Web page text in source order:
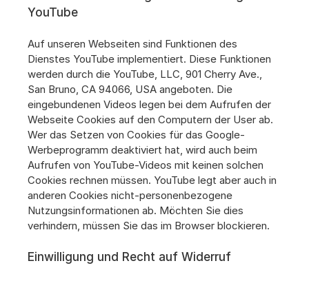
YouTube
Auf unseren Webseiten sind Funktionen des
Dienstes YouTube implementiert. Diese Funktionen
werden durch die YouTube, LLC, 901 Cherry Ave.,
San Bruno, CA 94066, USA angeboten. Die
eingebundenen Videos legen bei dem Aufrufen der
Webseite Cookies auf den Computern der User ab.
Wer das Setzen von Cookies für das Google-
Werbeprogramm deaktiviert hat, wird auch beim
Aufrufen von YouTube-Videos mit keinen solchen
Cookies rechnen müssen. YouTube legt aber auch in
anderen Cookies nicht-personenbezogene
Nutzungsinformationen ab. Möchten Sie dies
verhindern, müssen Sie das im Browser blockieren.
Einwilligung und Recht auf Widerruf